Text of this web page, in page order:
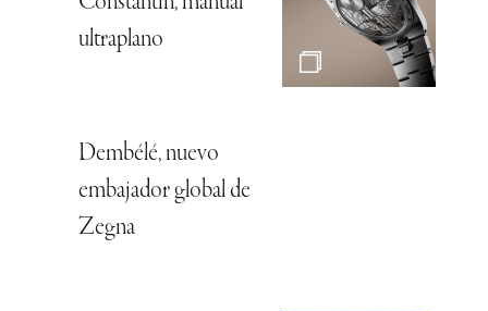
ultraplano
Dembélé, nuevo
embajador global de
Zegna